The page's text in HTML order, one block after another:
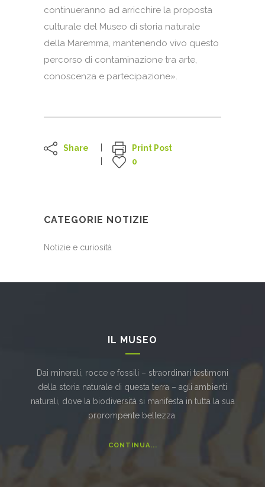
continueranno ad arricchire la proposta
culturale del Museo di storia naturale
della Maremma, mantenendo vivo questo
percorso di contaminazione tra arte,
conoscenza e partecipazione».
Share
Print Post
0
CATEGORIE NOTIZIE
Notizie e curiosità
IL MUSEO
Dai minerali, rocce e fossili – straordinari testimoni
della storia naturale di questa terra – agli ambienti
naturali, dove la biodiversità si manifesta in tutta la sua
prorompente bellezza.
CONTINUA...